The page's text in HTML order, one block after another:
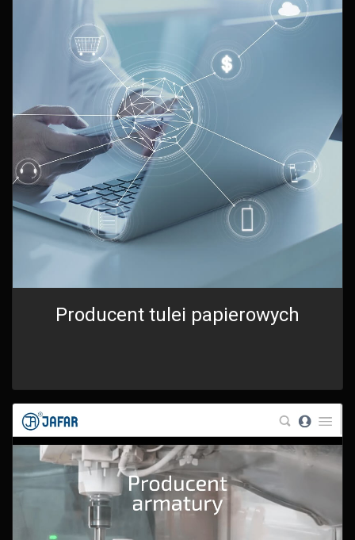
Producent tulei papierowych